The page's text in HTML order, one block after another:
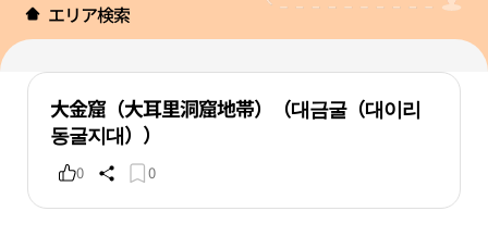
エリア検索
大金窟（大耳里洞窟地帯）（대금굴（대이리
동굴지대））
0 0